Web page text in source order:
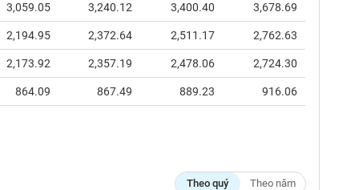
3,059.05 3,240.12 3,400.40 3,678.69
2,194.95 2,372.64 2,511.17 2,762.63
2,173.92 2,357.19 2,478.06 2,724.30
864.09 867.49 889.23 916.06
Theo quý Theo năm